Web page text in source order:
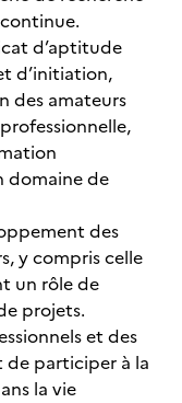
d’aptitude
d’initiation,
des amateurs
domaine de
des
y compris celle
un rôle de
projets.
et des
participer à la
la vie